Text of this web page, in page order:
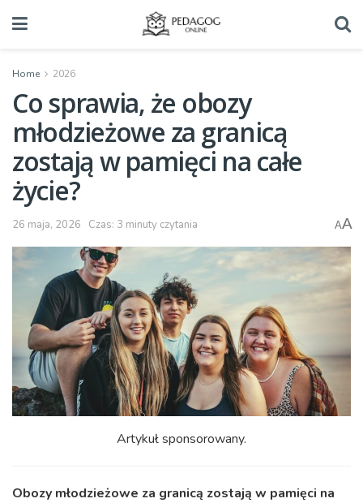
Home 2026
Co sprawia, że obozy
młodzieżowe za granicą
zostają w pamięci na całe
życie?
26 maja, 2026 Czas: 3 minuty czytania AA
Artykuł sponsorowany.
Obozy młodzieżowe za granicą zostają w pamięci na